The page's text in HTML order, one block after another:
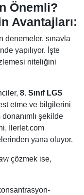
Önemli?
Avantajları:
denemeler, sınavla
yapılıyor. İşte
niteliğini
8. Sınıf LGS
etme ve bilgilerini
şekilde
İlerlet.com
yana oluyor.
çözmek ise,